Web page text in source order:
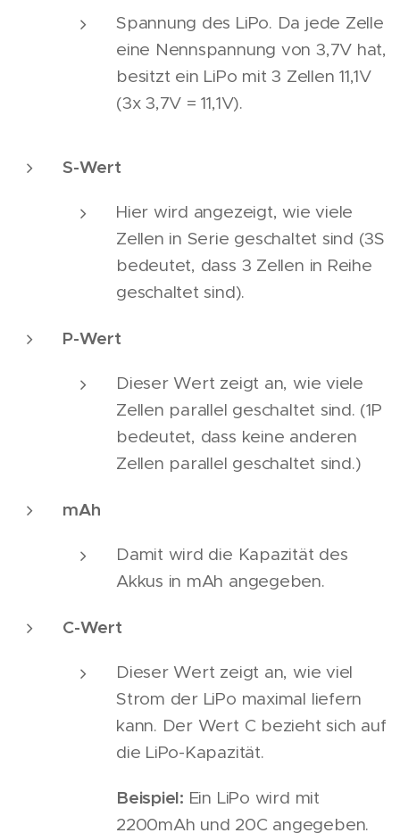
Spannung des LiPo. Da jede Zelle
eine Nennspannung von 3,7V hat,
besitzt ein LiPo mit 3 Zellen 11,1V
(3x 3,7V = 11,1V).
S-Wert
Hier wird angezeigt, wie viele
Zellen in Serie geschaltet sind (3S
bedeutet, dass 3 Zellen in Reihe
geschaltet sind).
P-Wert
Dieser Wert zeigt an, wie viele
Zellen parallel geschaltet sind. (1P
bedeutet, dass keine anderen
Zellen parallel geschaltet sind.)
mAh
Damit wird die Kapazität des
Akkus in mAh angegeben.
C-Wert
Dieser Wert zeigt an, wie viel
Strom der LiPo maximal liefern
kann. Der Wert C bezieht sich auf
die LiPo-Kapazität.
Beispiel: Ein LiPo wird mit
2200mAh und 20C angegeben.